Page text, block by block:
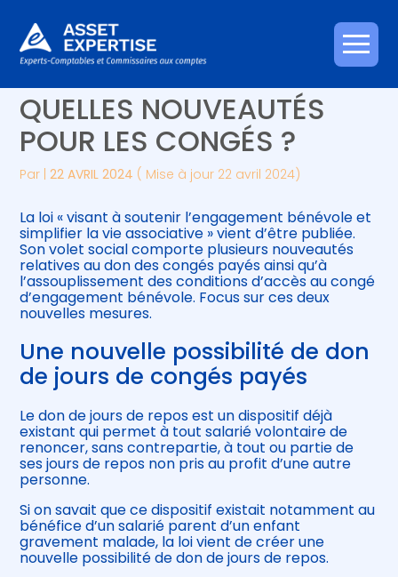
Aller
au
Créer et reprendre une activité
Gérer votre quotidien
Piloter votre entreprise
Développer votre entreprise
Construire votre patrimoine
Être prêt pour la facturation
électronique
Piloter votre gestion
Suivre votre comptabilité
Gérer vos ressources humaines
LOI « VIE ASSOCIATIVE » :
QUELLES NOUVEAUTÉS
POUR LES CONGÉS ?
Par |22 AVRIL 2024 ( Mise à jour 22 avril 2024)
La loi « visant à soutenir l’engagement bénévole et
simplifier la vie associative » vient d’être publiée.
Son volet social comporte plusieurs nouveautés
relatives au don des congés payés ainsi qu’à
l’assouplissement des conditions d’accès au congé
d’engagement bénévole. Focus sur ces deux
nouvelles mesures.
Une nouvelle possibilité de don
de jours de congés payés
Le don de jours de repos est un dispositif déjà
existant qui permet à tout salarié volontaire de
renoncer, sans contrepartie, à tout ou partie de
ses jours de repos non pris au profit d’une autre
personne.
Si on savait que ce dispositif existait notamment au
bénéfice d’un salarié parent d’un enfant
gravement malade, la loi vient de créer une
nouvelle possibilité de don de jours de repos.